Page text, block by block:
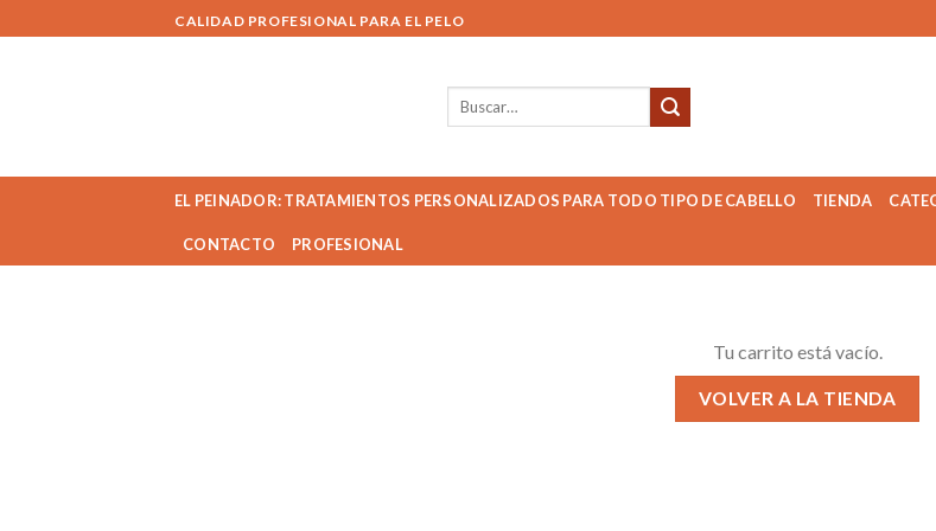
to
CALIDAD PROFESIONAL PARA EL PELO
Buscar
EL PEINADOR: TRATAMIENTOS PERSONALIZADOS PARA TODO TIPO DE CABELLO TIENDA
CONTACTO PROFESIONAL
Tu carrito está vacío.
VOLVER A LA TIENDA